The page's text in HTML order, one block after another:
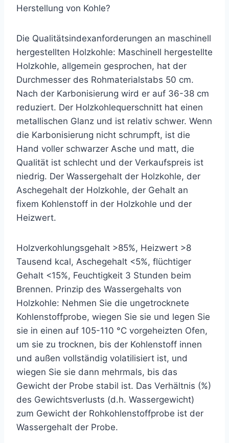
Herstellung von Kohle?
Die Qualitätsindexanforderungen an maschinell
hergestellten Holzkohle: Maschinell hergestellte
Holzkohle, allgemein gesprochen, hat der
Durchmesser des Rohmaterialstabs 50 cm.
Nach der Karbonisierung wird er auf 36-38 cm
reduziert. Der Holzkohlequerschnitt hat einen
metallischen Glanz und ist relativ schwer. Wenn
die Karbonisierung nicht schrumpft, ist die
Hand voller schwarzer Asche und matt, die
Qualität ist schlecht und der Verkaufspreis ist
niedrig. Der Wassergehalt der Holzkohle, der
Aschegehalt der Holzkohle, der Gehalt an
fixem Kohlenstoff in der Holzkohle und der
Heizwert.
Holzverkohlungsgehalt >85%, Heizwert >8
Tausend kcal, Aschegehalt <5%, flüchtiger
Gehalt <15%, Feuchtigkeit 3 Stunden beim
Brennen. Prinzip des Wassergehalts von
Holzkohle: Nehmen Sie die ungetrocknete
Kohlenstoffprobe, wiegen Sie sie und legen Sie
sie in einen auf 105-110 °C vorgeheizten Ofen,
um sie zu trocknen, bis der Kohlenstoff innen
und außen vollständig volatilisiert ist, und
wiegen Sie sie dann mehrmals, bis das
Gewicht der Probe stabil ist. Das Verhältnis (%)
des Gewichtsverlusts (d.h. Wassergewicht)
zum Gewicht der Rohkohlenstoffprobe ist der
Wassergehalt der Probe.